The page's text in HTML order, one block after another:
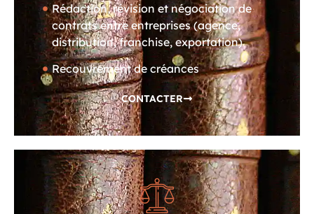
Rédaction, révision et négociation de
contrats entre entreprises (agence,
distribution, franchise, exportation)
Recouvrement de créances
CONTACTER